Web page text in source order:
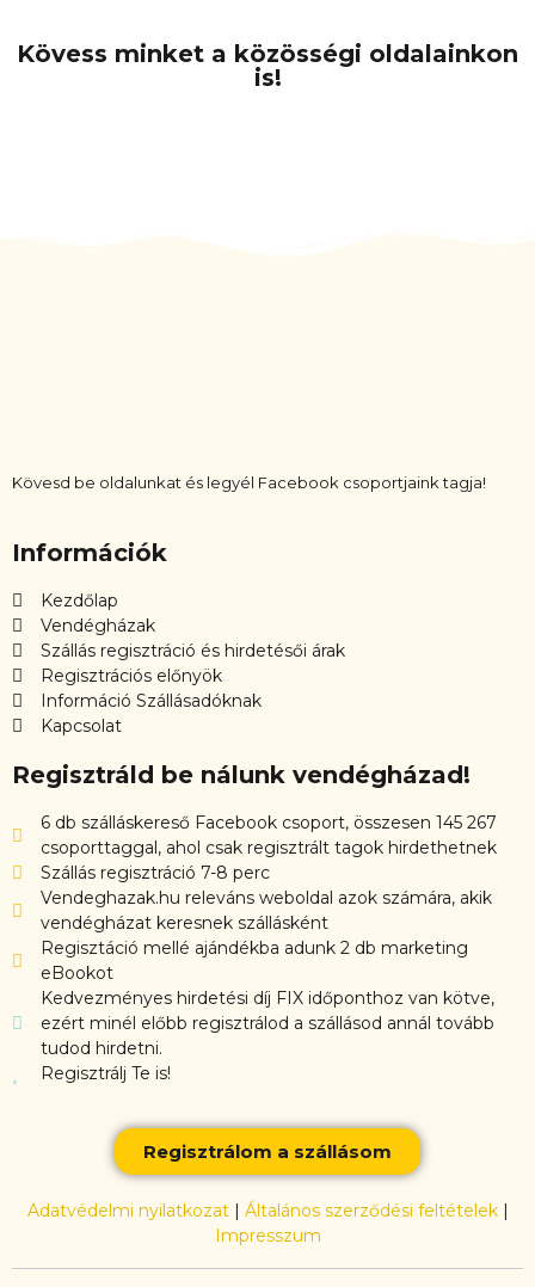
Kövess minket a közösségi oldalainkon
is!
Kövesd be oldalunkat és legyél Facebook csoportjaink tagja!
Információk
Kezdőlap
Vendégházak
Szállás regisztráció és hirdetésői árak
Regisztrációs előnyök
Információ Szállásadóknak
Kapcsolat
Regisztráld be nálunk vendégházad!
6 db szálláskereső Facebook csoport, összesen 145 267
csoporttaggal, ahol csak regisztrált tagok hirdethetnek
Szállás regisztráció 7-8 perc
Vendeghazak.hu releváns weboldal azok számára, akik
vendégházat keresnek szállásként
Regisztáció mellé ajándékba adunk 2 db marketing
eBookot
Kedvezményes hirdetési díj FIX időponthoz van kötve,
ezért minél előbb regisztrálod a szállásod annál tovább
tudod hirdetni.
Regisztrálj Te is!
Regisztrálom a szállásom
Adatvédelmi nyilatkozat| Általános szerződési feltételek|
Impresszum